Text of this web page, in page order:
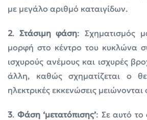
με μεγάλο αριθμό καταιγίδων.
2. Στάσιμη φάση: Σχηματισμός
μορφή στο κέντρο του κυκλώνα
ισχυρούς ανέμους και ισχυρές
άλλη, καθώς σχηματίζεται ο
ηλεκτρικές εκκενώσεις
3. Φάση ‘μετατόπισης’: Σε αυτό το